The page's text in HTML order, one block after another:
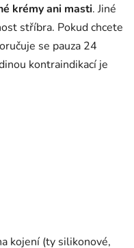
krémy ani masti. Jiné
stříbra. Pokud chcete
se pauza 24
kontraindikací je
kojení (ty silikonové,